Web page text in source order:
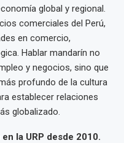
global y regional.
comerciales del Perú,
en comercio,
Hablar mandarín no
y negocios, sino que
profundo de la cultura
establecer relaciones
globalizado.
la URP desde 2010.